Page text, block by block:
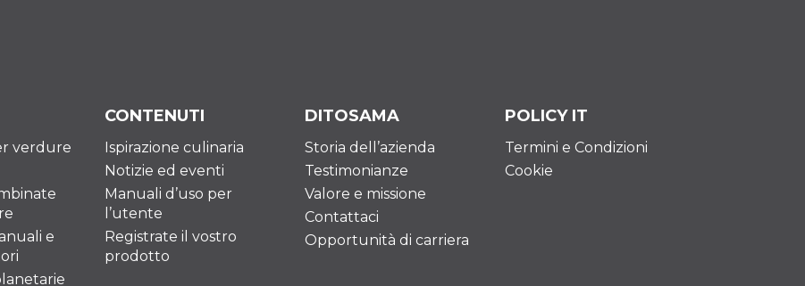
verdure
e
CONTENUTI
Ispirazione culinaria
Notizie ed eventi
Manuali d’uso per
l’utente
Registrate il vostro
prodotto
DITOSAMA
Storia dell’azienda
Testimonianze
Valore e missione
Contattaci
Opportunità di carriera
POLICY IT
Termini e Condizioni
Cookie